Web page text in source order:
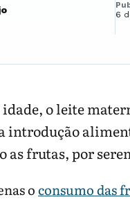
6
o leite
introdução
as frutas, por
oconsumo das